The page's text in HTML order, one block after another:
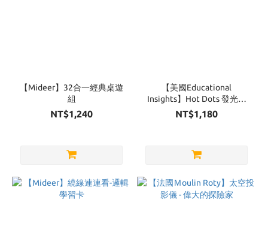
HANAYAMA
(2)
【Mideer】32合一經典桌遊
組
NT$1,240
【美國Educational
Insights】Hot Dots 發光點
答筆-學前數學啟蒙組
NT$1,180